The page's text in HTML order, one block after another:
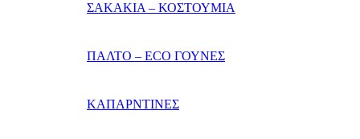
ΣΑΚΑΚΙΑ – ΚΟΣΤΟΥΜΙΑ
ΠΑΛΤΟ – ECO ΓΟΥΝΕΣ
ΚΑΠΑΡΝΤΙΝΕΣ